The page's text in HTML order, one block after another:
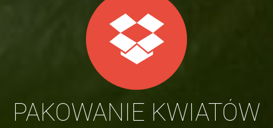
PAKOWANIE KWIATÓW